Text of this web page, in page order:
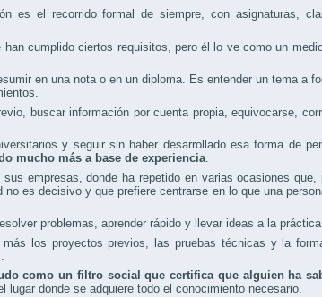
es el recorrido formal de siempre, con asignaturas,
cumplido ciertos requisitos, pero él lo ve como un
en una nota o en un diploma. Es entender un tema a
buscar información por cuenta propia, equivocarse,
y seguir sin haber desarrollado esa forma de
mucho más a base de experiencia.
empresas, donde ha repetido en varias ocasiones que,
es decisivo y que prefiere centrarse en lo que una
problemas, aprender rápido y llevar ideas a la
los proyectos previos, las pruebas técnicas y la
como un filtro social que certifica que alguien ha
lugar donde se adquiere todo el conocimiento necesario.